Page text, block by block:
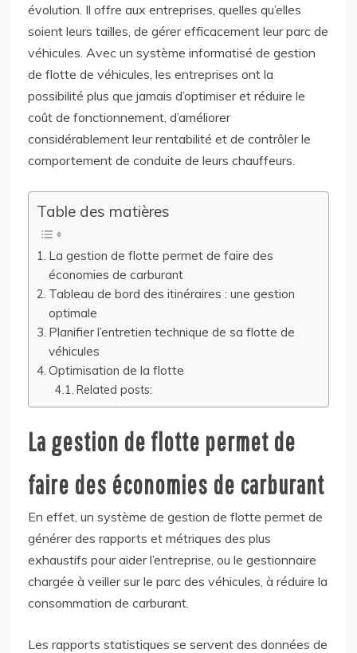
évolution. Il offre aux entreprises, quelles qu’elles
soient leurs tailles, de gérer efficacement leur parc de
véhicules. Avec un système informatisé de gestion
de flotte de véhicules, les entreprises ont la
possibilité plus que jamais d’optimiser et réduire le
coût de fonctionnement, d’améliorer
considérablement leur rentabilité et de contrôler le
comportement de conduite de leurs chauffeurs.
Table des matières
La gestion de flotte permet de faire des
économies de carburant
Tableau de bord des itinéraires : une gestion
optimale
Planifier l’entretien technique de sa flotte de
véhicules
Optimisation de la flotte
Related posts:
La gestion de flotte permet de
faire des économies de carburant
En effet, un système de gestion de flotte permet de
générer des rapports et métriques des plus
exhaustifs pour aider l’entreprise, ou le gestionnaire
chargée à veiller sur le parc des véhicules, à réduire la
consommation de carburant.
Les rapports statistiques se servent des données de